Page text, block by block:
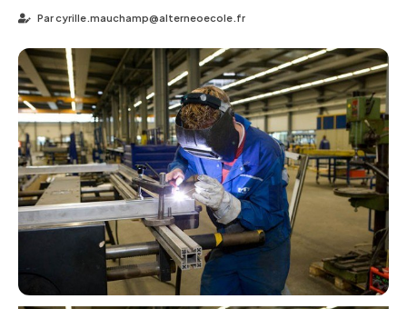
Parcyrille.mauchamp@alterneoecole.fr